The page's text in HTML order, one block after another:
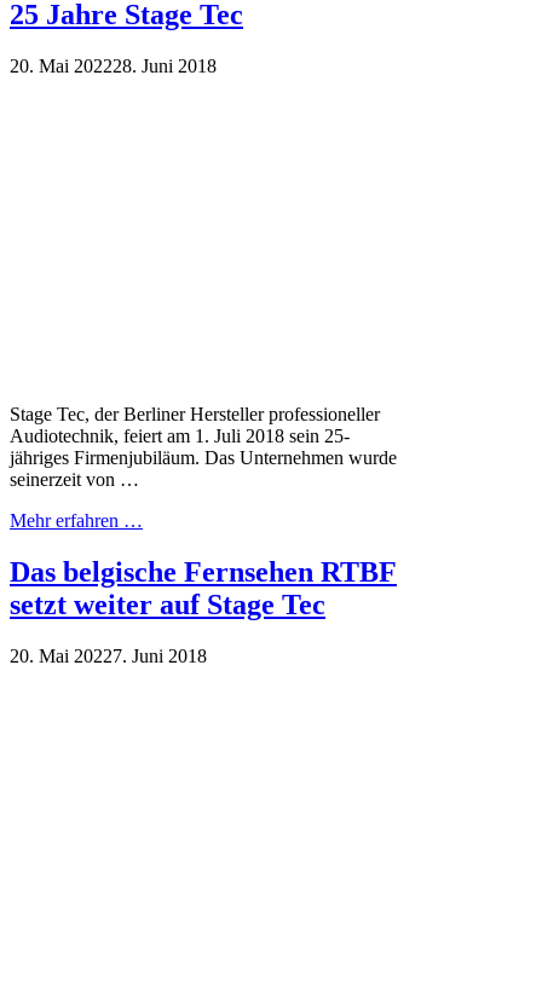
25 Jahre Stage Tec
20. Mai 202228. Juni 2018
Stage Tec, der Berliner Hersteller professioneller
Audiotechnik, feiert am 1. Juli 2018 sein 25-
jähriges Firmenjubiläum. Das Unternehmen wurde
seinerzeit von …
Mehr erfahren …
Das belgische Fernsehen RTBF
setzt weiter auf Stage Tec
20. Mai 20227. Juni 2018